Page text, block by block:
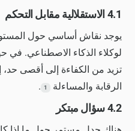
4.1 الاستقلالية مقابل التحكم
يوجد نقاش أساسي حول
لوكلاء الذكاء الاصطناعي. في
تزيد من الكفاءة إلى أقصى حد،
الرقابة والمساءلة
1
.
4.2 سؤال مبتكر